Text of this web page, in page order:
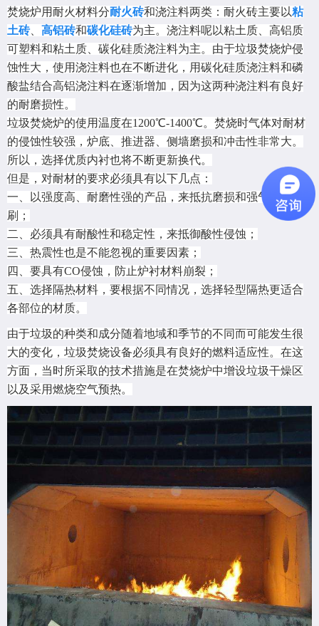
焚烧炉用耐火材料分耐火砖和浇注料两类：耐火砖主要以粘
土砖、 高铝砖和碳化硅砖为主。浇注料呢以粘土质、高铝质
可塑料和粘土质、碳化硅质浇注料为主。由于垃圾焚烧炉侵
蚀性大，使用浇注料也在不断进化，用碳化硅质浇注料和磷
酸盐结合高铝浇注料在逐渐增加，因为这两种浇注料有良好
的耐磨损性。
垃圾焚烧炉的使用温度在1200℃-1400℃。焚烧时气体对耐材
的侵蚀性较强，炉底、推进器、侧墙磨损和冲击性非常大。
所以，选择优质内衬也将不断更新换代。
但是，对耐材的要求必须具有以下几点：
一、以强度高、耐磨性强的产品，来抵抗磨损和强气流的冲
刷；
二、必须具有耐酸性和稳定性，来抵御酸性侵蚀；
三、热震性也是不能忽视的重要因素；
四、要具有CO侵蚀，防止炉衬材料崩裂；
五、选择隔热材料，要根据不同情况，选择轻型隔热更适合
各部位的材质。
由于垃圾的种类和成分随着地域和季节的不同而可能发生很
大的变化，垃圾焚烧设备必须具有良好的燃料适应性。在这
方面，当时所采取的技术措施是在焚烧炉中增设垃圾干燥区
以及采用燃烧空气预热。